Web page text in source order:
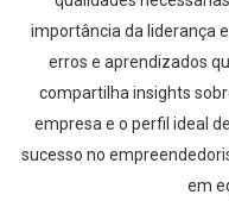
importância da liderança
erros e aprendizados
compartilha insights
empresa e o perfil ideal
sucesso no
em